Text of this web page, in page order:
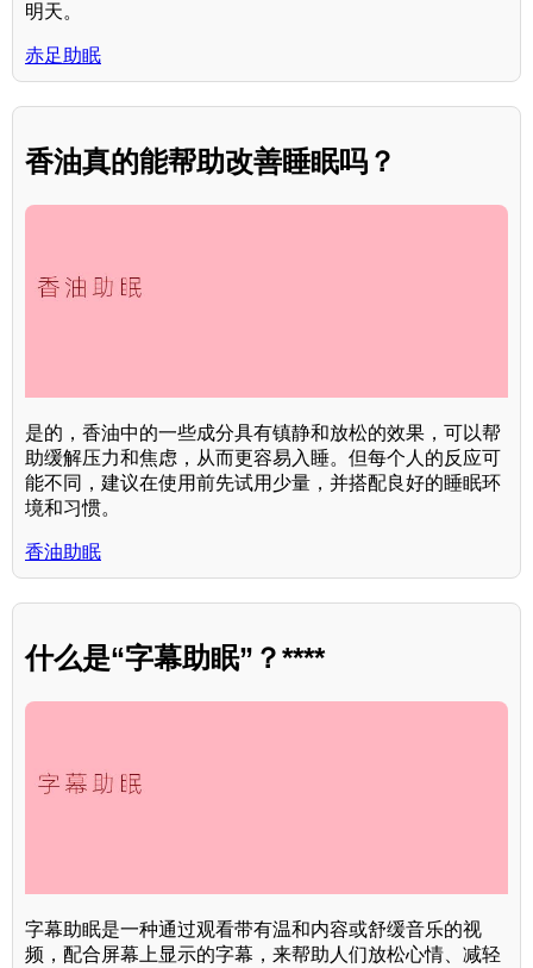
明天。
赤足助眠
香油真的能帮助改善睡眠吗？
是的，香油中的一些成分具有镇静和放松的效果，可以帮
助缓解压力和焦虑，从而更容易入睡。但每个人的反应可
能不同，建议在使用前先试用少量，并搭配良好的睡眠环
境和习惯。
香油助眠
什么是“字幕助眠”？****
字幕助眠是一种通过观看带有温和内容或舒缓音乐的视
频，配合屏幕上显示的字幕，来帮助人们放松心情、减轻